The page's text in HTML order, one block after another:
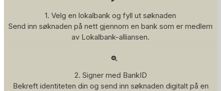
1. Velg en lokalbank og fyll ut søknaden
Send inn søknaden på nett gjennom en bank som er medlem
av Lokalbank-alliansen.
2. Signer med BankID
Bekreft identiteten din og send inn søknaden digitalt på en